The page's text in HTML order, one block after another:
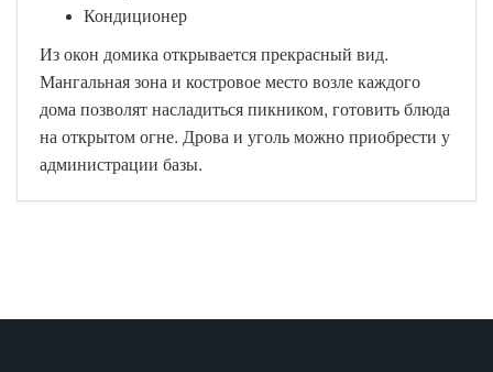
Кондиционер
Из окон домика открывается прекрасный вид.
Мангальная зона и костровое место возле каждого
дома позволят насладиться пикником, готовить блюда
на открытом огне. Дрова и уголь можно приобрести у
администрации базы.